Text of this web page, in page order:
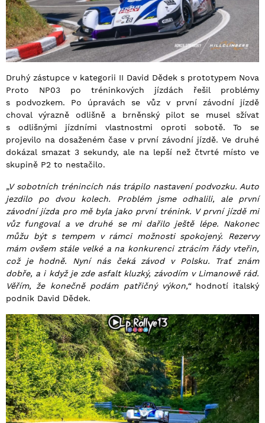
Druhý zástupce v kategorii II David Dědek s prototypem Nova
Proto NP03 po tréninkových jízdách řešil problémy
s podvozkem. Po úpravách se vůz v první závodní jízdě
choval výrazně odlišně a brněnský pilot se musel sžívat
s odlišnými jízdními vlastnostmi oproti sobotě. To se
projevilo na dosaženém čase v první závodní jízdě. Ve druhé
dokázal smazat 3 sekundy, ale na lepší než čtvrté místo ve
skupině P2 to nestačilo.
„V sobotních trénincích nás trápilo nastavení podvozku. Auto
jezdilo po dvou kolech. Problém jsme odhalili, ale první
závodní jízda pro mě byla jako první trénink. V první jízdě mi
vůz fungoval a ve druhé se mi dařilo ještě lépe. Nakonec
můžu být s tempem v rámci možnosti spokojený. Rezervy
mám ovšem stále velké a na konkurenci ztrácím řády vteřin,
což je hodně. Nyní nás čeká závod v Polsku. Trať znám
dobře, a i když je zde asfalt kluzký, závodím v Limanowě rád.
Věřím, že konečně podám patřičný výkon,“hodnotí italský
podnik David Dědek.